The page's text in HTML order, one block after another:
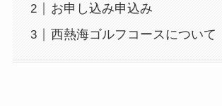
お申し込み申込み
西熱海ゴルフコースについて